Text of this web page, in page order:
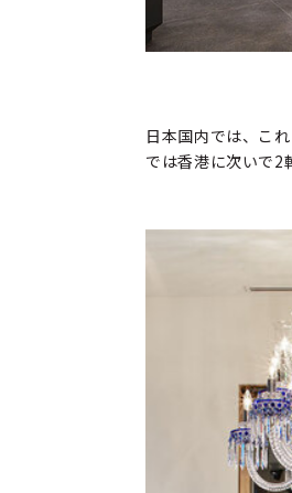
日本国内では、こ
では香港に次いで2